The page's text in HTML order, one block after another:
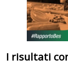
I risultati